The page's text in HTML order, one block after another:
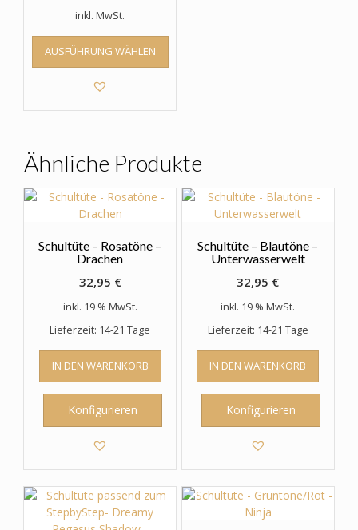
inkl. MwSt.
AUSFÜHRUNG WÄHLEN
Dieses
weist
Optionen
können
auf
der
Produktseite
gewählt
werden
Ähnliche Produkte
Schultüte – Rosatöne –
Drachen
32,95 €
inkl. 19 % MwSt.
Lieferzeit: 14-21 Tage
IN DEN WARENKORB
Konfigurieren
Schultüte – Blautöne –
Unterwasserwelt
32,95 €
inkl. 19 % MwSt.
Lieferzeit: 14-21 Tage
IN DEN WARENKORB
Konfigurieren